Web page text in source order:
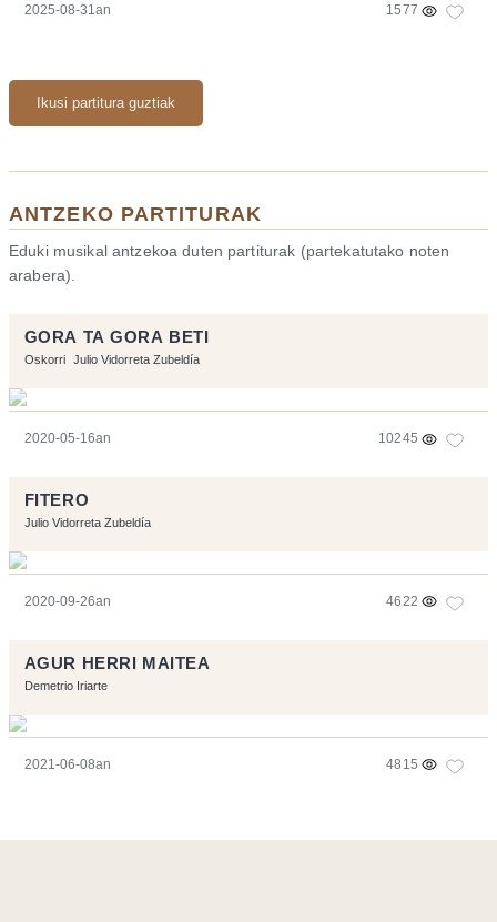
2025-08-31an 1577
Ikusi partitura guztiak
ANTZEKO PARTITURAK
Eduki musikal antzekoa duten partiturak (partekatutako noten
arabera).
GORA TA GORA BETI
Oskorri Julio Vidorreta Zubeldía
2020-05-16an 10245
FITERO
Julio Vidorreta Zubeldía
2020-09-26an 4622
AGUR HERRI MAITEA
Demetrio Iriarte
2021-06-08an 4815